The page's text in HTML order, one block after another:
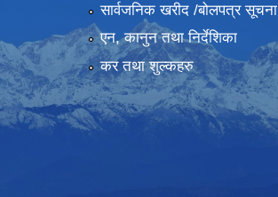
सार्वजनिक खरीद /बोलपत्र सूचना
एन, कानुन तथा निर्देशिका
कर तथा शुल्कहरु